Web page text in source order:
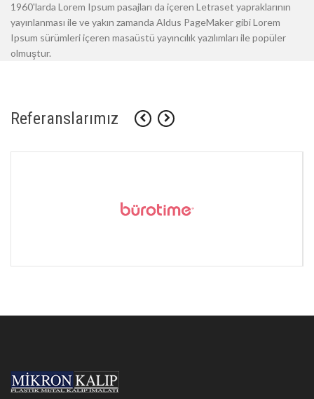
1960'larda Lorem Ipsum pasajları da içeren Letraset yapraklarının
yayınlanması ile ve yakın zamanda Aldus PageMaker gibi Lorem
Ipsum sürümleri içeren masaüstü yayıncılık yazılımları ile popüler
olmuştur.
Referanslarımız